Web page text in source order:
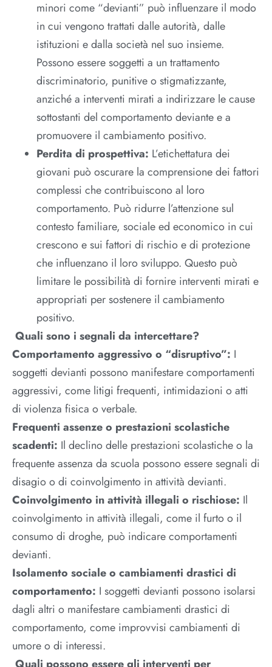
minori come “devianti” può influenzare il modo
in cui vengono trattati dalle autorità, dalle
istituzioni e dalla società nel suo insieme.
Possono essere soggetti a un trattamento
discriminatorio, punitive o stigmatizzante,
anziché a interventi mirati a indirizzare le cause
sottostanti del comportamento deviante e a
promuovere il cambiamento positivo.
Perdita di prospettiva: L’etichettatura dei
giovani può oscurare la comprensione dei fattori
complessi che contribuiscono al loro
comportamento. Può ridurre l’attenzione sul
contesto familiare, sociale ed economico in cui
crescono e sui fattori di rischio e di protezione
che influenzano il loro sviluppo. Questo può
limitare le possibilità di fornire interventi mirati e
appropriati per sostenere il cambiamento
positivo.
Quali sono i segnali da intercettare?
Comportamento aggressivo o “disruptivo”: I
soggetti devianti possono manifestare comportamenti
aggressivi, come litigi frequenti, intimidazioni o atti
di violenza fisica o verbale.
Frequenti assenze o prestazioni scolastiche
scadenti: Il declino delle prestazioni scolastiche o la
frequente assenza da scuola possono essere segnali di
disagio o di coinvolgimento in attività devianti.
Coinvolgimento in attività illegali o rischiose: Il
coinvolgimento in attività illegali, come il furto o il
consumo di droghe, può indicare comportamenti
devianti.
Isolamento sociale o cambiamenti drastici di
comportamento: I soggetti devianti possono isolarsi
dagli altri o manifestare cambiamenti drastici di
comportamento, come improvvisi cambiamenti di
umore o di interessi.